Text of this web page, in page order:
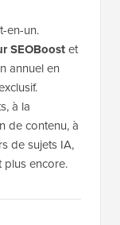
en-un.
SEOBoostet
annuel en
à la
de contenu, à
de sujets IA,
plus encore.